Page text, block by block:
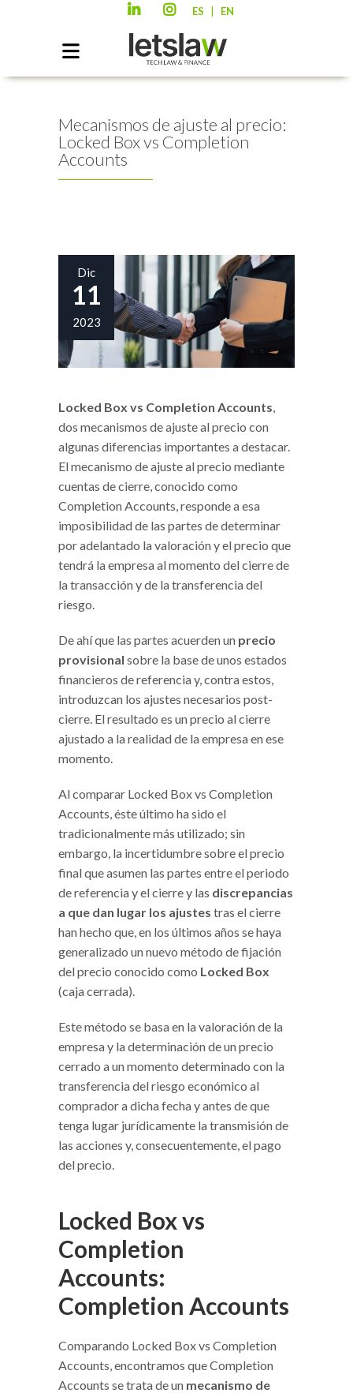
ES EN
Mecanismos de ajuste al precio:
Locked Box vs Completion
Accounts
Dic
11
2023
Locked Box vs Completion Accounts,
dos mecanismos de ajuste al precio con
algunas diferencias importantes a destacar.
El mecanismo de ajuste al precio mediante
cuentas de cierre, conocido como
Completion Accounts, responde a esa
imposibilidad de las partes de determinar
por adelantado la valoración y el precio que
tendrá la empresa al momento del cierre de
la transacción y de la transferencia del
riesgo.
De ahí que las partes acuerden un precio
provisional sobre la base de unos estados
financieros de referencia y, contra estos,
introduzcan los ajustes necesarios post-
cierre. El resultado es un precio al cierre
ajustado a la realidad de la empresa en ese
momento.
Al comparar Locked Box vs Completion
Accounts, éste último ha sido el
tradicionalmente más utilizado; sin
embargo, la incertidumbre sobre el precio
final que asumen las partes entre el periodo
de referencia y el cierre y las discrepancias
a que dan lugar los ajustes tras el cierre
han hecho que, en los últimos años se haya
generalizado un nuevo método de fijación
del precio conocido como Locked Box
(caja cerrada).
Este método se basa en la valoración de la
empresa y la determinación de un precio
cerrado a un momento determinado con la
transferencia del riesgo económico al
comprador a dicha fecha y antes de que
tenga lugar jurídicamente la transmisión de
las acciones y, consecuentemente, el pago
del precio.
Locked Box vs
Completion
Accounts:
Completion Accounts
Comparando Locked Box vs Completion
Accounts, encontramos que Completion
Accounts se trata de un mecanismo de